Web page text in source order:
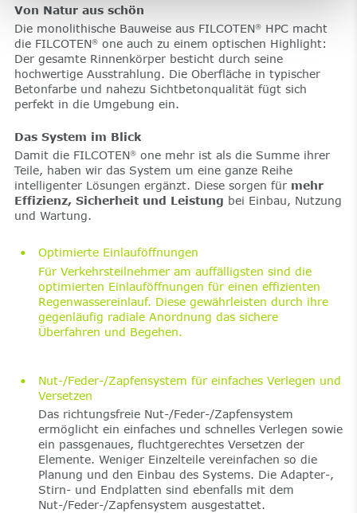
Von Natur aus schön
Die monolithische Bauweise aus FILCOTEN®HPC macht
die FILCOTEN®one auch zu einem optischen Highlight:
Der gesamte Rinnenkörper besticht durch seine
hochwertige Ausstrahlung. Die Oberfläche in typischer
Betonfarbe und nahezu Sichtbetonqualität fügt sich
perfekt in die Umgebung ein.
Das System im Blick
Damit die FILCOTEN®one mehr ist als die Summe ihrer
Teile, haben wir das System um eine ganze Reihe
intelligenter Lösungen ergänzt. Diese sorgen für mehr
Effizienz, Sicherheit und Leistung bei Einbau, Nutzung
und Wartung.
Optimierte Einlauföffnungen
Für Verkehrsteilnehmer am auffälligsten sind die
optimierten Einlauföffnungen für einen effizienten
Regenwassereinlauf. Diese gewährleisten durch ihre
gegenläufig radiale Anordnung das sichere
Überfahren und Begehen.
Nut-/Feder-/Zapfensystem für einfaches Verlegen und
Versetzen
Das richtungsfreie Nut-/Feder-/Zapfensystem
ermöglicht ein einfaches und schnelles Verlegen sowie
ein passgenaues, fluchtgerechtes Versetzen der
Elemente. Weniger Einzelteile vereinfachen so die
Planung und den Einbau des Systems. Die Adapter-,
Stirn- und Endplatten sind ebenfalls mit dem
Nut-/Feder-/Zapfensystem ausgestattet.